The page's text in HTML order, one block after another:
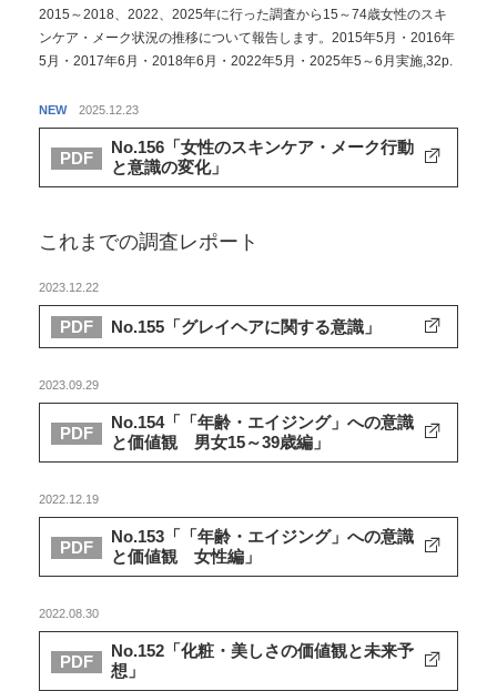
2015～2018、2022、2025年に行った調査から15～74歳女性のスキ
ンケア・メーク状況の推移について報告します。2015年5月・2016年
5月・2017年6月・2018年6月・2022年5月・2025年5～6月実施,32p.
NEW 2025.12.23
PDF
No.156「女性のスキンケア・メーク行動
と意識の変化」
これまでの調査レポート
2023.12.22
PDF No.155「グレイヘアに関する意識」
2023.09.29
PDF
No.154「「年齢・エイジング」への意識
と価値観 男女15～39歳編」
2022.12.19
PDF
No.153「「年齢・エイジング」への意識
と価値観 女性編」
2022.08.30
PDF
No.152「化粧・美しさの価値観と未来予
想」